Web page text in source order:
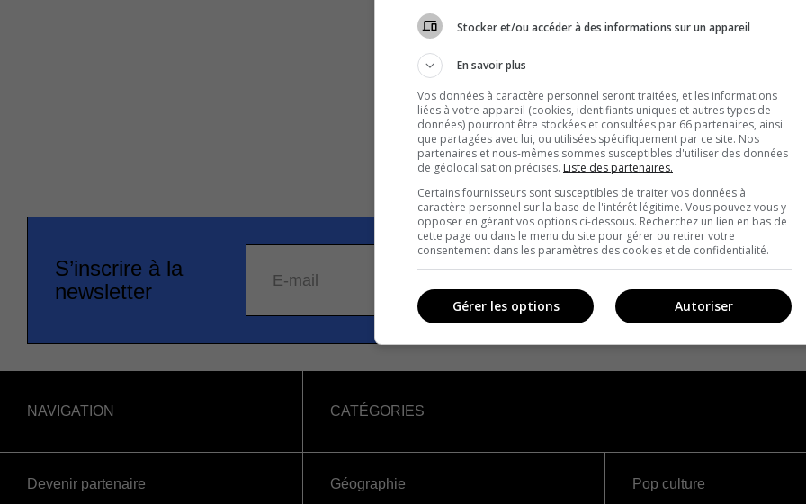
S’inscrire à la
newsletter
E-mail
NAVIGATION
Devenir partenaire
CATÉGORIES
Géographie
Pop culture
Stocker et/ou accéder à des informations sur un appareil
En savoir plus
Vos données à caractère personnel seront traitées, et les informations
liées à votre appareil (cookies, identifiants uniques et autres types de
données) pourront être stockées et consultées par 66 partenaires, ainsi
que partagées avec lui, ou utilisées spécifiquement par ce site. Nos
partenaires et nous-mêmes sommes susceptibles d'utiliser des données
de géolocalisation précises. Liste des partenaires.
Certains fournisseurs sont susceptibles de traiter vos données à
caractère personnel sur la base de l'intérêt légitime. Vous pouvez vous y
opposer en gérant vos options ci-dessous. Recherchez un lien en bas de
cette page ou dans le menu du site pour gérer ou retirer votre
consentement dans les paramètres des cookies et de confidentialité.
Autoriser
Gérer les options